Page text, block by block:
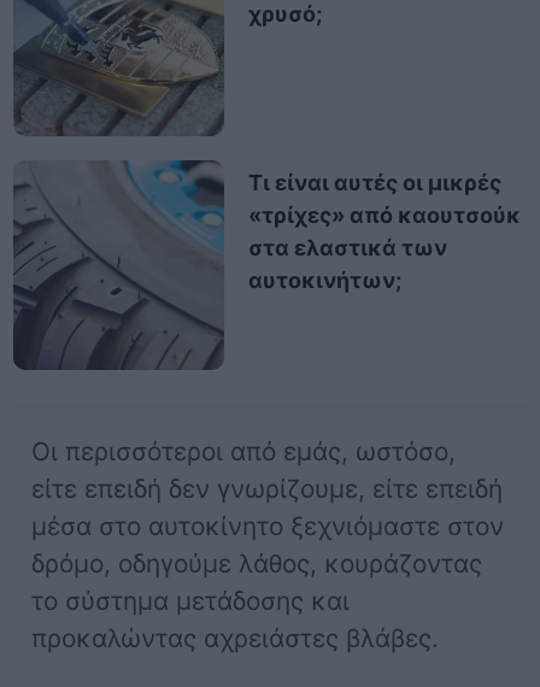
χρυσό;
Τι είναι αυτές οι μικρές
«τρίχες» από καουτσούκ
στα ελαστικά των
αυτοκινήτων;
Οι περισσότεροι από εμάς, ωστόσο,
είτε επειδή δεν γνωρίζουμε, είτε επειδή
μέσα στο αυτοκίνητο ξεχνιόμαστε στον
δρόμο, οδηγούμε λάθος, κουράζοντας
το σύστημα μετάδοσης και
προκαλώντας αχρειάστες βλάβες.